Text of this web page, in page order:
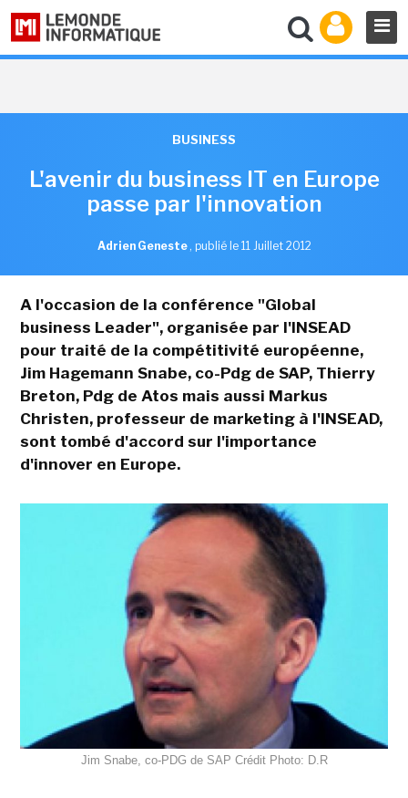
BUSINESS
L'avenir du business IT en Europe
passe par l'innovation
Adrien Geneste , publié le 11 Juillet 2012
A l'occasion de la conférence "Global
business Leader", organisée par l'INSEAD
pour traité de la compétitivité européenne,
Jim Hagemann Snabe, co-Pdg de SAP, Thierry
Breton, Pdg de Atos mais aussi Markus
Christen, professeur de marketing à l'INSEAD,
sont tombé d'accord sur l'importance
d'innover en Europe.
Jim Snabe, co-PDG de SAP Crédit Photo: D.R